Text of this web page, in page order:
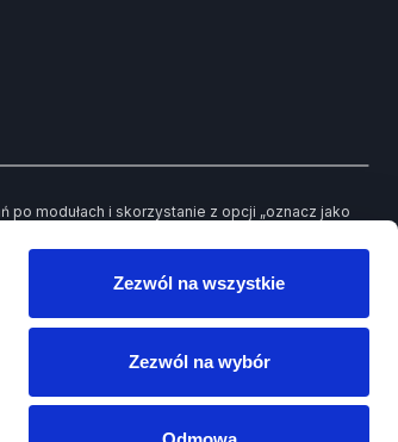
Zezwól na wszystkie
Zezwól na wybór
modułach i skorzystanie z opcji „oznacz jako